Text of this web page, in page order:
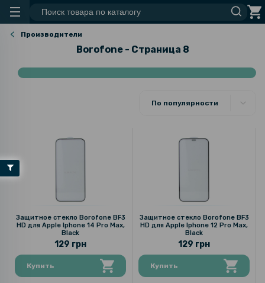
Производители
Borofone - Страница 8
По популярности
Защитное стекло Borofone BF3
HD для Apple Iphone 14 Pro Max,
Black
129 грн
Купить
Защитное стекло Borofone BF3
HD для Apple Iphone 12 Pro Max,
Black
129 грн
Купить